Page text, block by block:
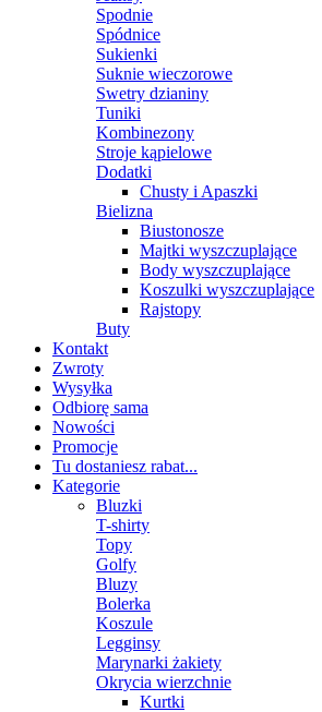
Spodnie
Spódnice
Sukienki
Suknie wieczorowe
Swetry dzianiny
Tuniki
Kombinezony
Stroje kąpielowe
Dodatki
Chusty i Apaszki
Bielizna
Biustonosze
Majtki wyszczuplające
Body wyszczuplające
Koszulki wyszczuplające
Rajstopy
Buty
Kontakt
Zwroty
Wysyłka
Odbiorę sama
Nowości
Promocje
Tu dostaniesz rabat...
Kategorie
Bluzki
T-shirty
Topy
Golfy
Bluzy
Bolerka
Koszule
Legginsy
Marynarki żakiety
Okrycia wierzchnie
Kurtki